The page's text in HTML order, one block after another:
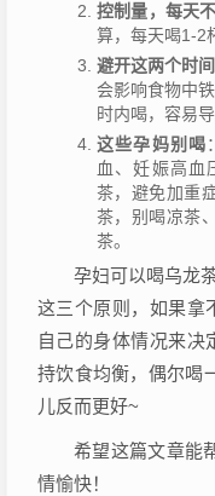
控制量，每天
算，每天喝1-2
避开这两个时
会影响食物中
时内喝，容易
这些孕妈别喝
血、妊娠高血
茶，避免加重
茶，别喝凉茶
茶。
孕妇可以喝乌龙
这三个原则，如果拿
自己的身体情况来决
持饮食均衡，偶尔喝
儿反而更好~
希望这篇文章能
情愉快！